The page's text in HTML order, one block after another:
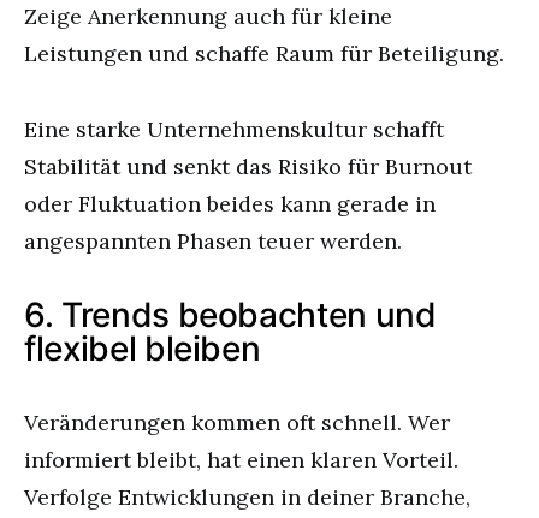
Zeige Anerkennung auch für kleine
Leistungen und schaffe Raum für Beteiligung.
Eine starke Unternehmenskultur schafft
Stabilität und senkt das Risiko für Burnout
oder Fluktuation beides kann gerade in
angespannten Phasen teuer werden.
6. Trends beobachten und
flexibel bleiben
Veränderungen kommen oft schnell. Wer
informiert bleibt, hat einen klaren Vorteil.
Verfolge Entwicklungen in deiner Branche,